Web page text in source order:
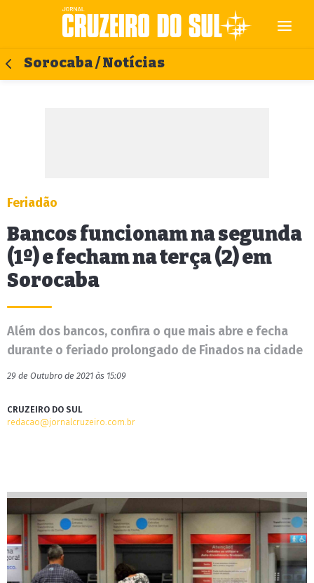
Sorocaba / Notícias
Feriadão
Bancos funcionam na segunda
(1º) e fecham na terça (2) em
Sorocaba
Além dos bancos, confira o que mais abre e fecha
durante o feriado prolongado de Finados na cidade
29 de Outubro de 2021 às 15:09
CRUZEIRO DO SUL
redacao@jornalcruzeiro.com.br